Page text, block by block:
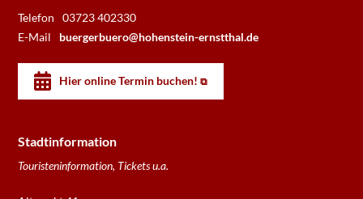
Telefon
03723 402330
E-Mail
buergerbuero@hohenstein-ernstthal.de
Hier online Termin buchen!
Stadtinformation
Touristeninformation, Tickets u.a.